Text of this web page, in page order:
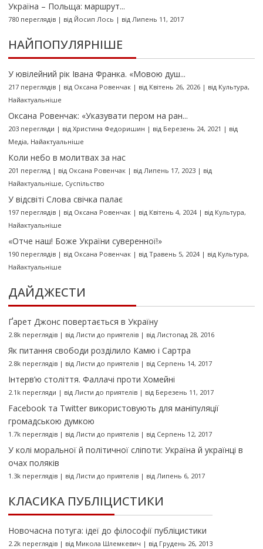
Україна – Польща: маршрут...
780 переглядів| від Йосип Лось | від Липень 11, 2017
НАЙПОПУЛЯРНІШЕ
У ювілейний рік Івана Франка. «Мовою душ...
217 переглядів| від Оксана Ровенчак| від Квітень 26, 2026| від Культура,
Найактуальніше
Оксана Ровенчак: «Указувати пером на ран...
203 перегляди | від Христина Федоришин | від Березень 24, 2021 | від
Медіа, Найактуальніше
Коли небо в молитвах за нас
201 перегляд| від Оксана Ровенчак| від Липень 17, 2023| від
Найактуальніше, Суспільство
У відсвіті Слова свічка палає
197 переглядів| від Оксана Ровенчак| від Квітень 4, 2024| від Культура,
Найактуальніше
«Отче наш! Боже України суверенної!»
190 переглядів| від Оксана Ровенчак| від Травень 5, 2024| від Культура,
Найактуальніше
ДАЙДЖЕСТИ
Ґарет Джонс повертається в Україну
2.8k переглядів| від Листи до приятелів| від Листопад 28, 2016
Як питання свободи розділило Камю і Сартра
2.8k переглядів| від Листи до приятелів| від Серпень 14, 2017
Інтерв’ю століття. Фаллачі проти Хомейні
2.1k перегляди | від Листи до приятелів| від Березень 11, 2017
Facebook та Twitter використовують для маніпуляції
громадською думкою
1.7k переглядів| від Листи до приятелів| від Серпень 12, 2017
У колі моральної й політичної сліпоти: Україна й українці в
очах поляків
1.3k переглядів| від Листи до приятелів| від Липень 6, 2017
КЛАСИКА ПУБЛІЦИСТИКИ
Новочасна потуга: ідеї до філософії публіцистики
2.2k переглядів| від Микола Шлемкевич | від Грудень 26, 2013